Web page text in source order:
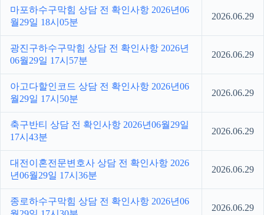
마포하수구막힘 상담 전 확인사항 2026년06
월29일 18시05분
2026.06.29
광진구하수구막힘 상담 전 확인사항 2026년
06월29일 17시57분
2026.06.29
아고다할인코드 상담 전 확인사항 2026년06
월29일 17시50분
2026.06.29
축구반티 상담 전 확인사항 2026년06월29일
17시43분
2026.06.29
대전이혼전문변호사 상담 전 확인사항 2026
년06월29일 17시36분
2026.06.29
종로하수구막힘 상담 전 확인사항 2026년06
2026.06.29